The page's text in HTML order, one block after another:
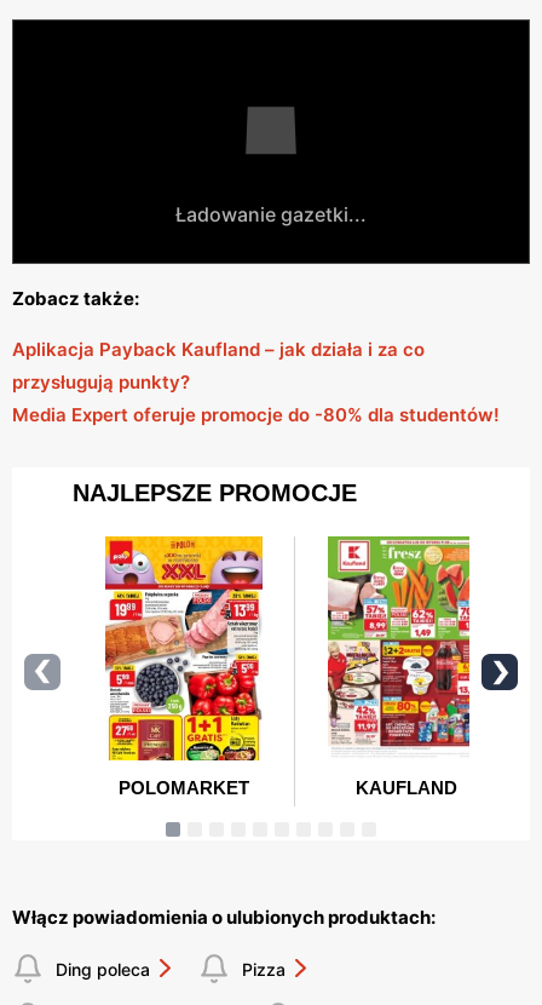
Ładowanie gazetki...
Zobacz także:
Aplikacja Payback Kaufland – jak działa i za co
przysługują punkty?
Media Expert oferuje promocje do -80% dla studentów!
Włącz powiadomienia o ulubionych produktach:
Ding poleca Pizza